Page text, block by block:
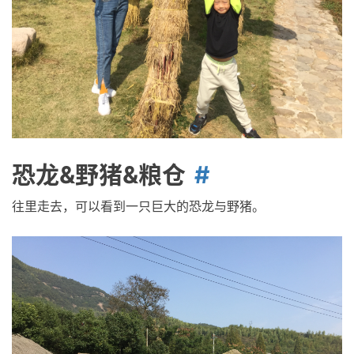
恐龙&野猪&粮仓
往里走去，可以看到一只巨大的恐龙与野猪。